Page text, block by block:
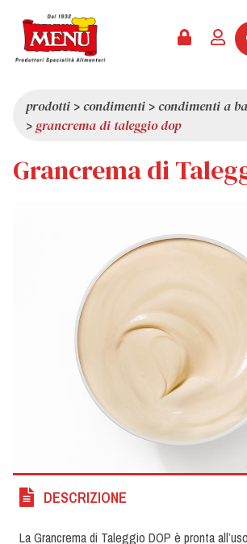
CATALOGO
SERVIZI
ULTIME NOVITÀ
PREMI
RASSEGNA STAMPA
CHI SIAMO
QUALITÀ
VALORI
LAVORA CON NOI
prodotti >condimenti >condimenti a
>grancrema di taleggio dop
Grancrema di
DESCRIZIONE
La Grancrema di Taleggio DOP è pronta